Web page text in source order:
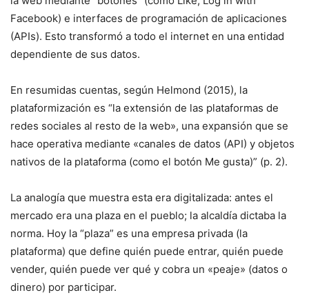
Facebook) e interfaces de programación de aplicaciones
(APIs). Esto transformó a todo el internet en una entidad
dependiente de sus datos.
En resumidas cuentas, según Helmond (2015), la
plataformización es “la extensión de las plataformas de
redes sociales al resto de la web», una expansión que se
hace operativa mediante «canales de datos (API) y objetos
nativos de la plataforma (como el botón Me gusta)” (p. 2).
La analogía que muestra esta era digitalizada: antes el
mercado era una plaza en el pueblo; la alcaldía dictaba la
norma. Hoy la “plaza” es una empresa privada (la
plataforma) que define quién puede entrar, quién puede
vender, quién puede ver qué y cobra un «peaje» (datos o
dinero) por participar.